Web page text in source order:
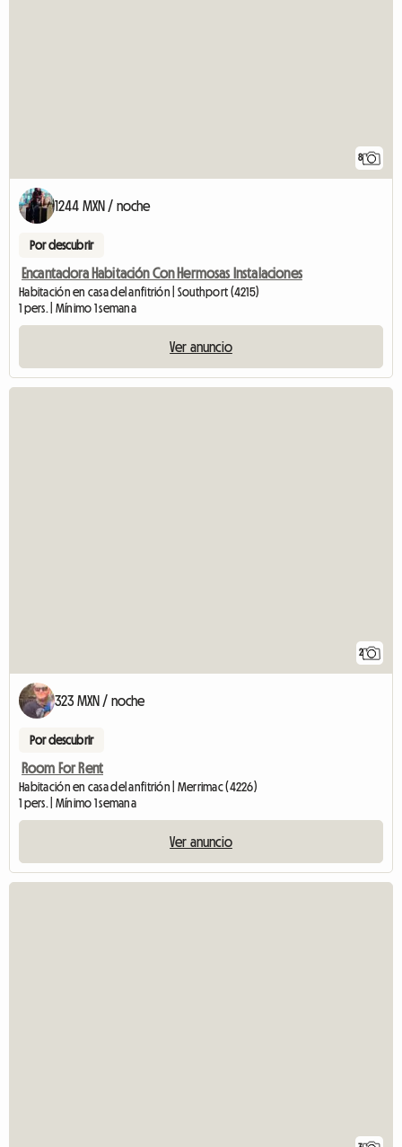
8
1244 MXN / noche
Por descubrir
Encantadora Habitación Con Hermosas Instalaciones
Habitación en casa del anfitrión | Southport (4215)
1 pers. | Mínimo 1 semana
Ver anuncio
2
323 MXN / noche
Por descubrir
Room For Rent
Habitación en casa del anfitrión | Merrimac (4226)
1 pers. | Mínimo 1 semana
Ver anuncio